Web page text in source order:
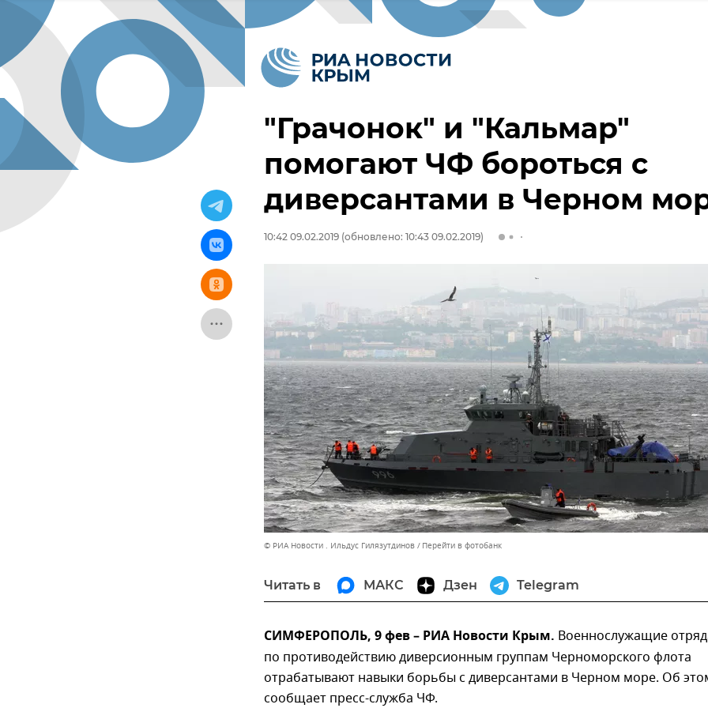
"Грачонок" и "Кальмар"
помогают ЧФ бороться с
диверсантами в Черном
10:42 09.02.2019 (обновлено: 10:43 09.02.2019)
© РИА Новости . Ильдус Гилязутдинов Перейти в фотобанк
Читать в МАКС Дзен Telegram
СИМФЕРОПОЛЬ, 9 фев – РИА Новости Крым. Военнослужащие
по противодействию диверсионным группам Черноморского флота
отрабатывают навыки борьбы с диверсантами в Черном море. Об
сообщает пресс-служба ЧФ.